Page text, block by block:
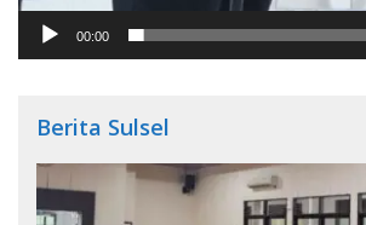
00:00
Berita Sulsel